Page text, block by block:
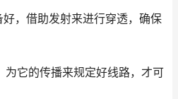
，借助发射来进行穿透，确保
为它的传播来规定好线路，才可